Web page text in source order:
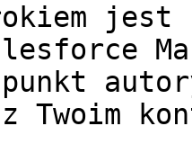
Twoim